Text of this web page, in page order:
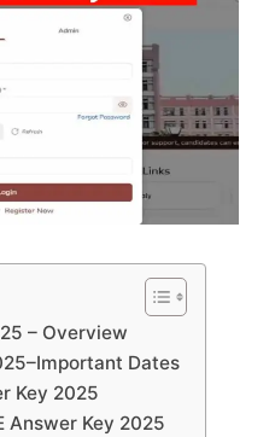
– Overview
Dates
Key 2025
Answer Key 2025